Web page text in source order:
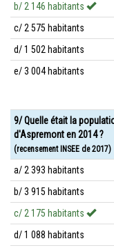
b/ 2 146 habitants
c/ 2 575 habitants
d/ 1 502 habitants
e/ 3 004 habitants
9/ Quelle était la
d'Aspremont en 2014 ?
(recensement INSEE de 2017)
a/ 2 393 habitants
b/ 3 915 habitants
c/ 2 175 habitants
d/ 1 088 habitants